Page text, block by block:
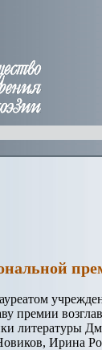
премии
литературы
Ирина